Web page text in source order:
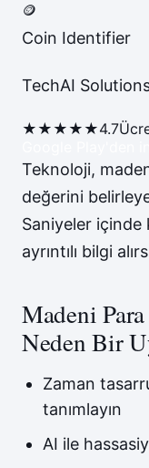
🪙
Coin Identifier
TechAI
★★★★★4.7
Teknoloji,
değerini
Saniyeler içinde
ayrıntılı bilgi
Madeni
Neden Bir
Zaman
tanımlayın
AI ile